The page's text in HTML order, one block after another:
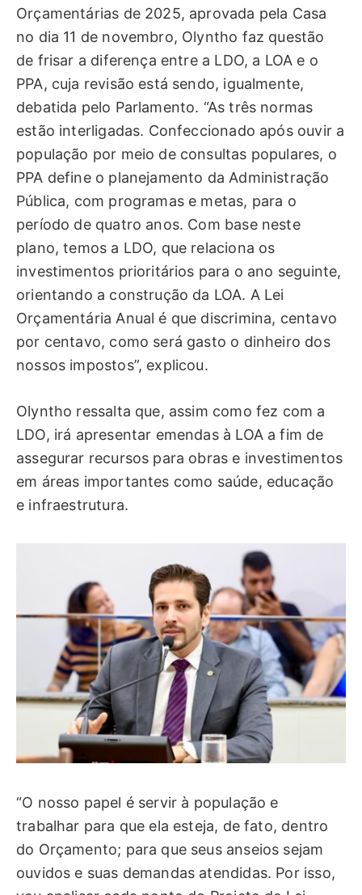
Orçamentárias de 2025, aprovada pela Casa
no dia 11 de novembro, Olyntho faz questão
de frisar a diferença entre a LDO, a LOA e o
PPA, cuja revisão está sendo, igualmente,
debatida pelo Parlamento. “As três normas
estão interligadas. Confeccionado após ouvir a
população por meio de consultas populares, o
PPA define o planejamento da Administração
Pública, com programas e metas, para o
período de quatro anos. Com base neste
plano, temos a LDO, que relaciona os
investimentos prioritários para o ano seguinte,
orientando a construção da LOA. A Lei
Orçamentária Anual é que discrimina, centavo
por centavo, como será gasto o dinheiro dos
nossos impostos”, explicou.
Olyntho ressalta que, assim como fez com a
LDO, irá apresentar emendas à LOA a fim de
assegurar recursos para obras e investimentos
em áreas importantes como saúde, educação
e infraestrutura.
“O nosso papel é servir à população e
trabalhar para que ela esteja, de fato, dentro
do Orçamento; para que seus anseios sejam
ouvidos e suas demandas atendidas. Por isso,